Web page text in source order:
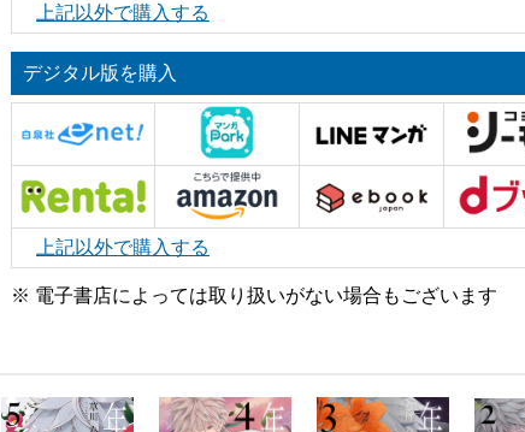
上記以外で購入する
デジタル版を購入
上記以外で購入する
※ 電子書店によっては取り扱いがない場合もございます